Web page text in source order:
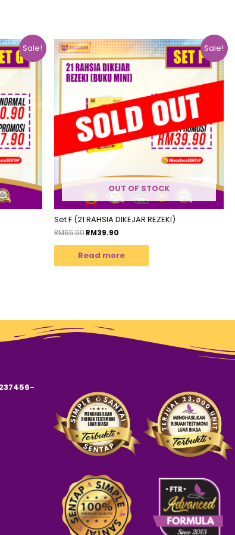
Sale! Sale!
OUT OF STOCK
Set F (21 RAHSIA DIKEJAR REZEKI)
RM65.90RM39.90
Read more